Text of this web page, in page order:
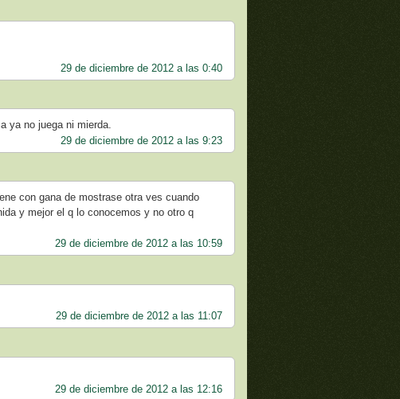
29 de diciembre de 2012 a las 0:40
ya no juega ni mierda.
29 de diciembre de 2012 a las 9:23
con gana de mostrase otra ves cuando
y mejor el q lo conocemos y no otro q
29 de diciembre de 2012 a las 10:59
29 de diciembre de 2012 a las 11:07
29 de diciembre de 2012 a las 12:16